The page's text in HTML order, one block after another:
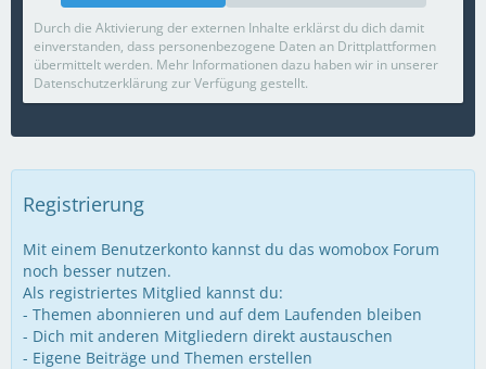
Durch die Aktivierung der externen Inhalte erklärst du dich damit
einverstanden, dass personenbezogene Daten an Drittplattformen
übermittelt werden. Mehr Informationen dazu haben wir in unserer
Datenschutzerklärung zur Verfügung gestellt.
Registrierung
Mit einem Benutzerkonto kannst du das womobox Forum
noch besser nutzen.
Als registriertes Mitglied kannst du:
- Themen abonnieren und auf dem Laufenden bleiben
- Dich mit anderen Mitgliedern direkt austauschen
- Eigene Beiträge und Themen erstellen